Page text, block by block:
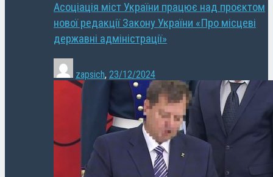
Асоціація міст України працює над проєктом
нової редакції Закону України «Про місцеві
державні адміністрації»
zapsich, 23/12/2024